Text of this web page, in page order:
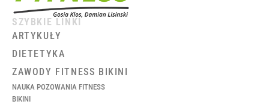
SZYBKIE LINKI
ARTYKUŁY
DIETETYKA
ZAWODY FITNESS BIKINI
NAUKA POZOWANIA FITNESS
BIKINI